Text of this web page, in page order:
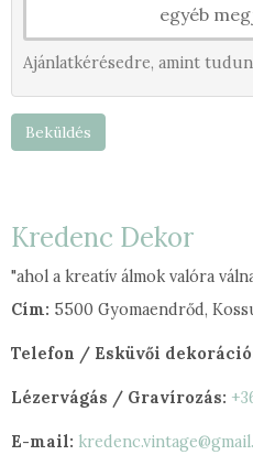
egyéb
Ajánlatkérésedre, amint
Beküldés
Kredenc Dekor
"ahol a kreatív álmok valóra
Cím: 5500 Gyomaendrőd,
Telefon / Esküvői
Lézervágás / Gravírozás:
E-mail: